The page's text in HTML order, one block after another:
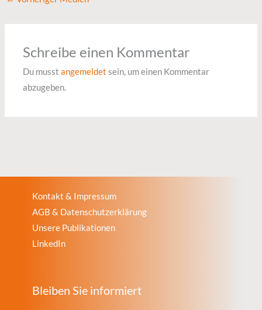
Schreibe einen Kommentar
Du musstangemeldet sein, um einen Kommentar
abzugeben.
Kontakt & Impressum
AGB & Datenschutzerklärung
Unsere Publikationen
LinkedIn
Bleiben Sie informiert